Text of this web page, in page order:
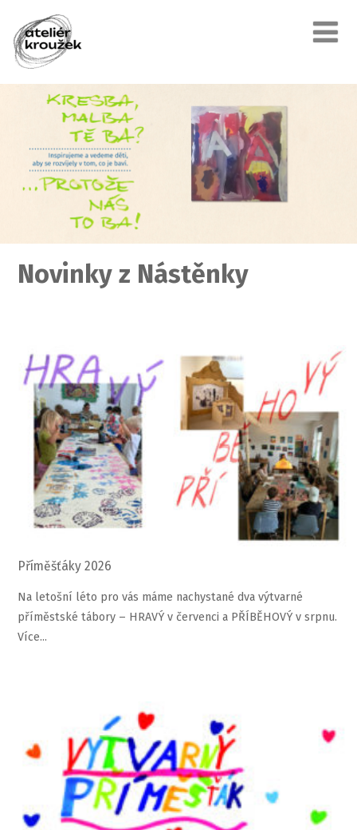
Novinky z Nástěnky
Příměšťáky 2026
Na letošní léto pro vás máme nachystané dva výtvarné
příměstské tábory – HRAVÝ v červenci a PŘÍBĚHOVÝ v srpnu.
Více...